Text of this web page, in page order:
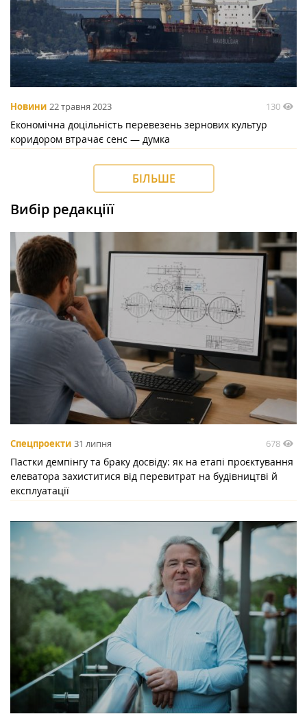
Новини 22 травня 2023 130
Економічна доцільність перевезень зернових культур
коридором втрачає сенс — думка
БІЛЬШЕ
Вибір редакціїї
Спецпроекти 31 липня 678
Пастки демпінгу та браку досвіду: як на етапі проєктування
елеватора захиститися від перевитрат на будівництві й
експлуатації